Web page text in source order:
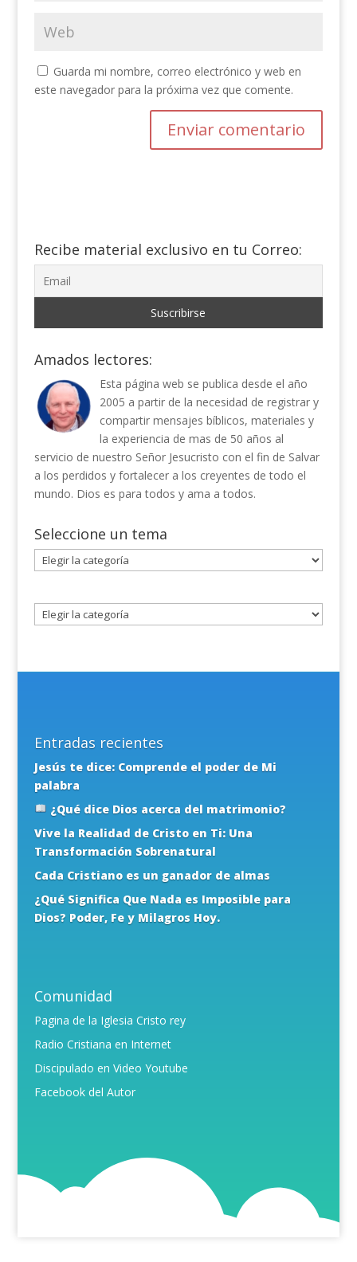
Guarda mi nombre, correo electrónico y web en
este navegador para la próxima vez que comente.
Recibe material exclusivo en tu Correo:
Amados lectores:
Esta página web se publica desde el año
2005 a partir de la necesidad de registrar y
compartir mensajes bíblicos, materiales y
la experiencia de mas de 50 años al
servicio de nuestro Señor Jesucristo con el fin de Salvar
a los perdidos y fortalecer a los creyentes de todo el
mundo. Dios es para todos y ama a todos.
Seleccione un tema
Seleccione
un
Entradas recientes
Jesús te dice: Comprende el poder de Mi
palabra
¿Qué dice Dios acerca del matrimonio?
Vive la Realidad de Cristo en Ti: Una
Transformación Sobrenatural
Cada Cristiano es un ganador de almas
¿Qué Significa Que Nada es Imposible para
Dios? Poder, Fe y Milagros Hoy.
Comunidad
Pagina de la Iglesia Cristo rey
Radio Cristiana en Internet
Discipulado en Video Youtube
Facebook del Autor